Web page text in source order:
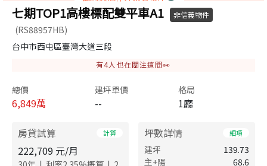
七期TOP1高樓標配雙平車A1 非信義物件
(RS88957HB)
台中市西屯區臺灣大道三段
有4人也在關注這間👀
總價
6,849萬
建坪單價
--
格局
1廳
房貸試算 計算
222,709 元/月
坪數詳情 細項
建坪
139.73
主+陽
68.6